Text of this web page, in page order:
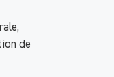
de